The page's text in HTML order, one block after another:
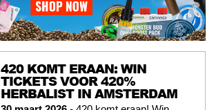
420 KOMT ERAAN: WIN
TICKETS VOOR 420%
HERBALIST IN AMSTERDAM